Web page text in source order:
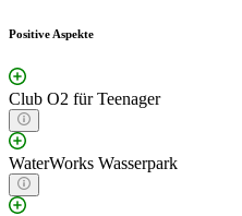
Positive Aspekte
Club O2 für Teenager
WaterWorks Wasserpark